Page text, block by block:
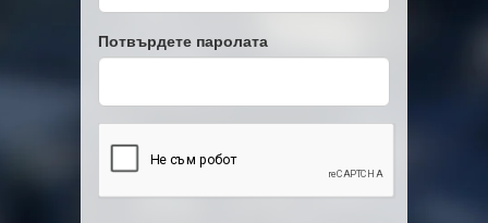
Потвърдете паролата